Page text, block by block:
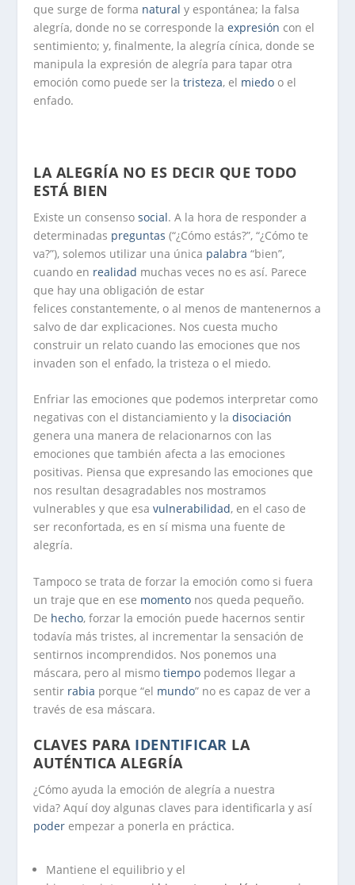
que surge de forma natural y espontánea; la falsa
alegría, donde no se corresponde laexpresión con el
sentimiento; y, finalmente, la alegría cínica, donde se
manipula la expresión de alegría para tapar otra
emoción como puede ser latristeza, el miedo o el
enfado.
LA ALEGRÍA NO ES DECIR QUE TODO
ESTÁ BIEN
Existe un consensosocial. A la hora de responder a
determinadas preguntas (“¿Cómo estás?”, “¿Cómo te
va?”), solemos utilizar una única palabra “bien”,
cuando en realidad muchas veces no es así. Parece
que hay una obligación de estar
felices constantemente, o al menos de mantenernos a
salvo de dar explicaciones. Nos cuesta mucho
construir un relato cuando las emociones que nos
invaden son el enfado, la tristeza o el miedo.
Enfriar las emociones que podemos interpretar como
negativas con el distanciamiento y ladisociación
genera una manera de relacionarnos con las
emociones que también afecta a las emociones
positivas. Piensa que expresando las emociones que
nos resultan desagradables nos mostramos
vulnerables y que esavulnerabilidad, en el caso de
ser reconfortada, es en sí misma una fuente de
alegría.
Tampoco se trata de forzar la emoción como si fuera
un traje que en ese momento nos queda pequeño.
De hecho, forzar la emoción puede hacernos sentir
todavía más tristes, al incrementar la sensación de
sentirnos incomprendidos. Nos ponemos una
máscara, pero al mismotiempo podemos llegar a
sentir rabia porque “el mundo” no es capaz de ver a
través de esa máscara.
CLAVES PARA IDENTIFICAR LA
AUTÉNTICA ALEGRÍA
¿Cómo ayuda la emoción de alegría a nuestra
vida? Aquí doy algunas claves para identificarla y así
poder empezar a ponerla en práctica.
Mantiene el equilibrio y el